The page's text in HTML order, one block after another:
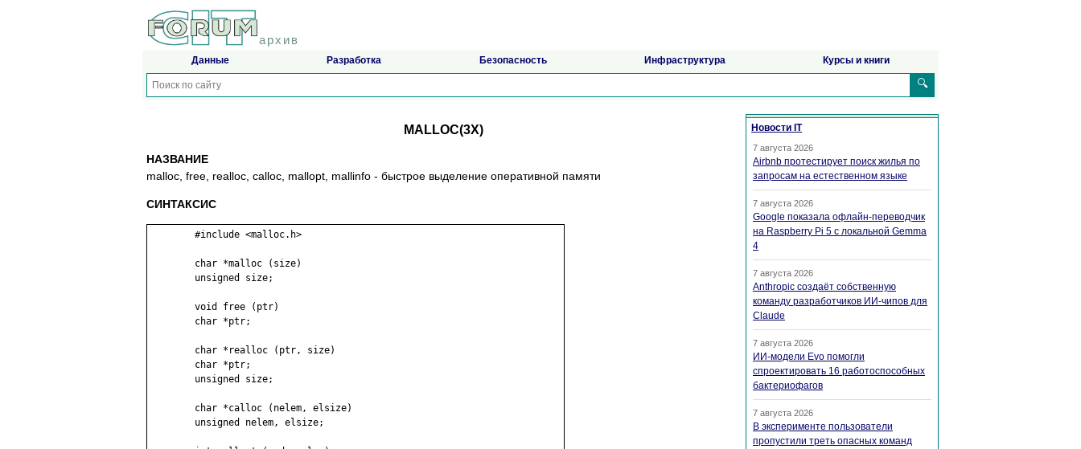
архив
Данные Разработка Безопасность Инфраструктура Курсы и книги
🔍
MALLOC(3X)
НАЗВАНИЕ
malloc, free, realloc, calloc, mallopt, mallinfo - быстрое выделение оперативной памяти
СИНТАКСИС
Новости IT
7 августа 2026
Airbnb протестирует поиск жилья по
запросам на естественном языке
7 августа 2026
Google показала офлайн-переводчик
на Raspberry Pi 5 с локальной Gemma
4
7 августа 2026
Anthropic создаёт собственную
команду разработчиков ИИ-чипов для
Claude
7 августа 2026
ИИ-модели Evo помогли
спроектировать 16 работоспособных
бактериофагов
7 августа 2026
В эксперименте пользователи
пропустили треть опасных команд